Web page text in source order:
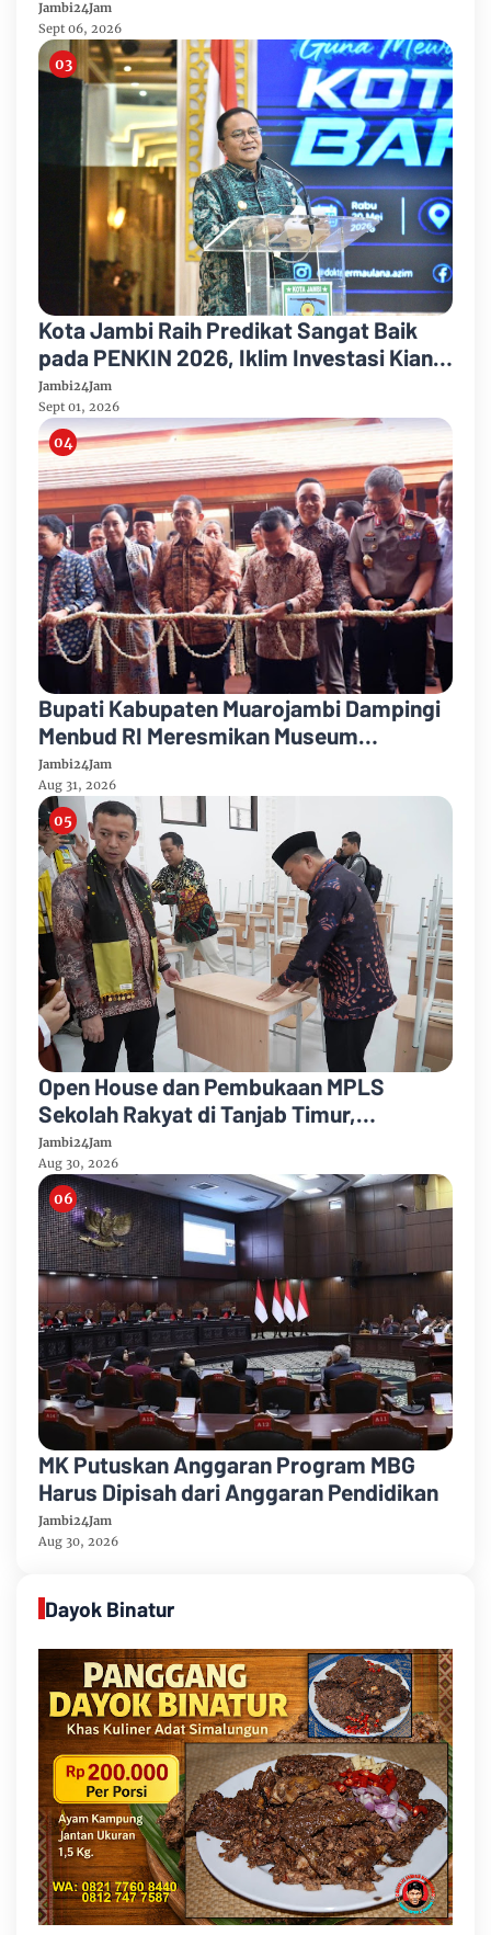
Mayang Jambi Keruh
Jambi24Jam
Sept 06, 2026
Kota Jambi Raih Predikat Sangat Baik
pada PENKIN 2026, Iklim Investasi Kian
Kondusif dan Ekonomi Terus Tumbuh
Jambi24Jam
Sept 01, 2026
Bupati Kabupaten Muarojambi Dampingi
Menbud RI Meresmikan Museum
Sriwijaya Dharmakirti
Jambi24Jam
Aug 31, 2026
Open House dan Pembukaan MPLS
Sekolah Rakyat di Tanjab Timur,
Tekankan Pendidikan Inklusif dan
Berbasis Komunitas
Jambi24Jam
Aug 30, 2026
MK Putuskan Anggaran Program MBG
Harus Dipisah dari Anggaran Pendidikan
Jambi24Jam
Aug 30, 2026
Dayok Binatur